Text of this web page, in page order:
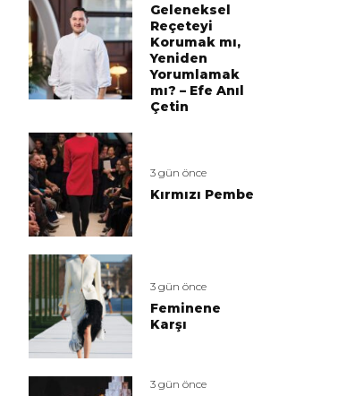
Geleneksel
Reçeteyi
Korumak mı,
Yeniden
Yorumlamak
mı? – Efe Anıl
Çetin
3 gün önce
Kırmızı Pembe
3 gün önce
Feminene
Karşı
3 gün önce